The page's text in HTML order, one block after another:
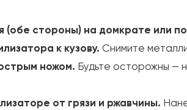
стороны) на домкрате или
к кузову. Снимите
ножом. Будьте осторожны —
от грязи и ржавчины.